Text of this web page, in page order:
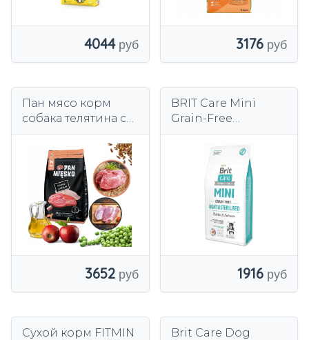
4044 3176
Пан мясо корм
собака телятина с
хрустящие M 9kg
3652
BRIT Care Mini
Grain-Free
сухой корм для
собак лосось 2 кг
1916
Сухой корм FITMIN
Brit Care Dog